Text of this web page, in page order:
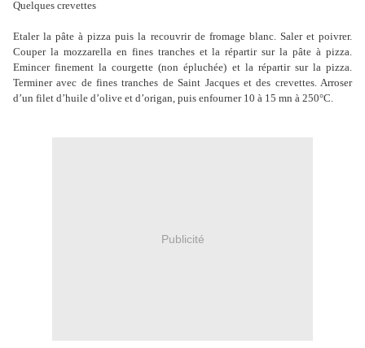
Quelques crevettes
Etaler la pâte à pizza puis la recouvrir de fromage blanc. Saler et poivrer.
Couper la mozzarella en fines tranches et la répartir sur la pâte à pizza.
Emincer finement la courgette (non épluchée) et la répartir sur la pizza.
Terminer avec de fines tranches de Saint Jacques et des crevettes. Arroser
d’un filet d’huile d’olive et d’origan, puis enfourner 10 à 15 mn à 250°C.
Publicité